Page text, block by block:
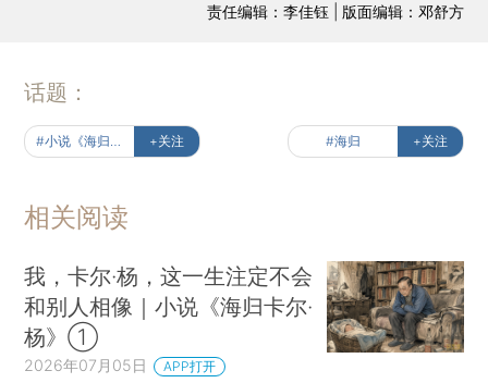
责任编辑：李佳钰 | 版面编辑：邓舒方
话题：
+关注 #海归 +关注
相关阅读
我，卡尔·杨，这一生注定不会
和别人相像｜小说《海归卡尔·
杨》①
2026年07月05日 APP打开